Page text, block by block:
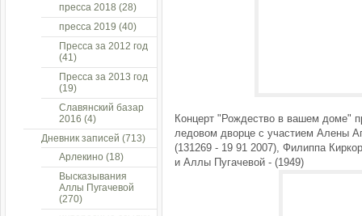
Концерт "Рождество в вашем доме"
ледовом дворце с участием Алены
(131269 - 19 91 2007), Филиппа
и Аллы Пугачевой - (1949)
пресса 2018 (28)
пресса 2019 (40)
Пресса за 2012 год
(41)
Пресса за 2013 год
(19)
Славянский базар
2016 (4)
Дневник записей (713)
Арлекино (18)
Высказывания
Аллы Пугачевой
(270)